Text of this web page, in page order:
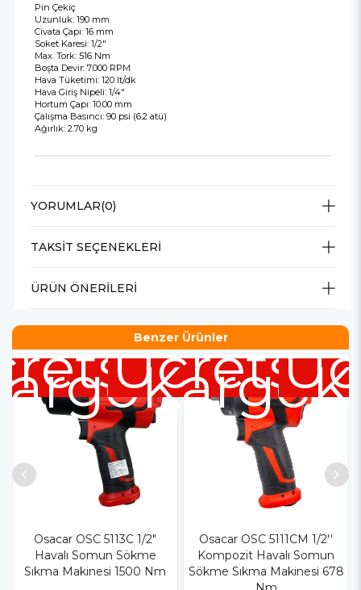
Pin Çekiç
Uzunluk: 190 mm
Civata Çapı: 16 mm
Soket Karesi: 1/2"
Max. Tork: 516 Nm
Boşta Devir: 7.000 RPM
Hava Tüketimi: 120 lt/dk
Hava Giriş Nipeli: 1/4"
Hortum Çapı: 10.00 mm
Çalışma Basıncı: 90 psi (6.2 atü)
Ağırlık: 2.70 kg
YORUMLAR(0)
TAKSIT SEÇENEKLERI
ÜRÜN ÖNERILERI
Benzer Ürünler
Osacar OSC 5113C 1/2"
Havalı Somun Sökme
Sıkma Makinesi 1500 Nm
Osacar OSC 5111CM 1/2''
Kompozit Havalı Somun
Sökme Sıkma Makinesi 678
Ücretsiz
Kargo